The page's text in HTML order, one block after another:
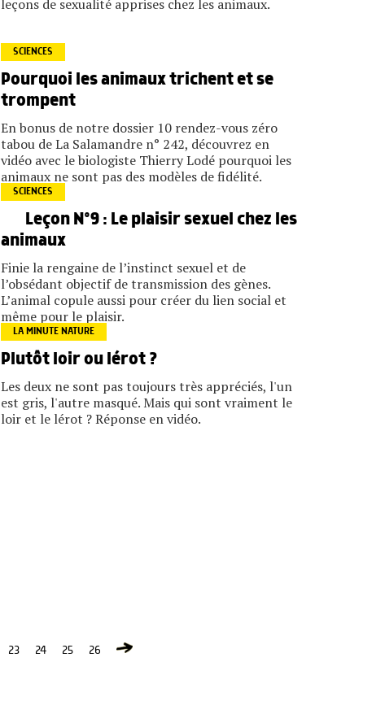
leçons de sexualité apprises chez les animaux.
SCIENCES
Pourquoi les animaux trichent et se
trompent
En bonus de notre dossier 10 rendez-vous zéro
tabou de La Salamandre n° 242, découvrez en
vidéo avec le biologiste Thierry Lodé pourquoi les
animaux ne sont pas des modèles de fidélité.
SCIENCES
Leçon N°9 : Le plaisir sexuel chez les
animaux
Finie la rengaine de l’instinct sexuel et de
l’obsédant objectif de transmission des gènes.
L’animal copule aussi pour créer du lien social et
même pour le plaisir.
LA MINUTE NATURE
Plutôt loir ou lérot ?
Les deux ne sont pas toujours très appréciés, l'un
est gris, l'autre masqué. Mais qui sont vraiment le
loir et le lérot ? Réponse en vidéo.
23 24 25 26